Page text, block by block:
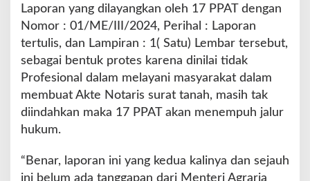
r
i
A
g
r
a
i
a
N
P
Laporan yang dilayangkan oleh 17 PPAT dengan
Nomor : 01/ME/III/2024, Perihal : Laporan
tertulis, dan Lampiran : 1( Satu) Lembar tersebut,
sebagai bentuk protes karena dinilai tidak
Profesional dalam melayani masyarakat dalam
membuat Akte Notaris surat tanah, masih tak
diindahkan maka 17 PPAT akan menempuh jalur
hukum.
“Benar, laporan ini yang kedua kalinya dan sejauh
ini belum ada tanggapan dari Menteri Agraria